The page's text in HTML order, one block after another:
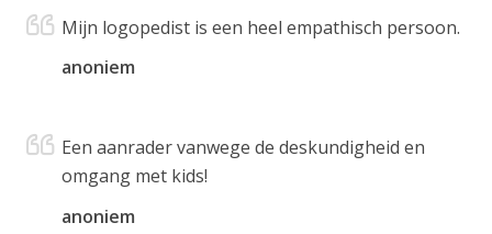
Mijn logopedist is een heel empathisch persoon.
anoniem
Een aanrader vanwege de deskundigheid en
omgang met kids!
anoniem